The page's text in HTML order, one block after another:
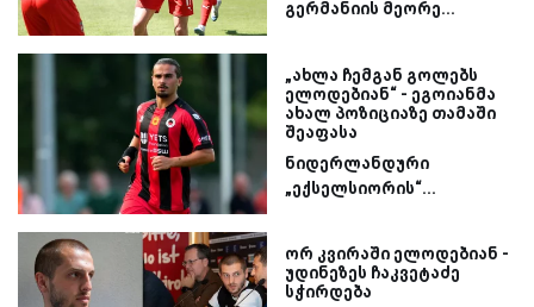
გერმანიის მეორე...
„ახლა ჩემგან გოლებს
ელოდებიან“ - ეგოიანმა
ახალ პოზიციაზე თამაში
შეაფასა
ნიდერლანდური
„ექსელსიორის“...
ორ კვირაში ელოდებიან -
უდინეზეს ჩაკვეტაძე
სჭირდება